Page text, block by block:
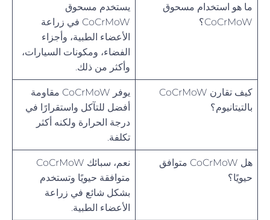
ما هو استخدام مسحوق
CoCrMoW؟
يستخدم مسحوق
CoCrMoW في زراعة
الأعضاء الطبية، وأجزاء
الفضاء، ومكونات السيارات،
وأكثر من ذلك.
كيف تقارن CoCrMoW
بالتيتانيوم؟
يوفر CoCrMoW مقاومة
أفضل للتآكل واستقرارًا في
درجة الحرارة ولكنه أكثر
تكلفة.
هل CoCrMoW متوافق
حيويًا؟
نعم، سبائك CoCrMoW
متوافقة حيويًا وتستخدم
بشكل شائع في زراعة
الأعضاء الطبية.